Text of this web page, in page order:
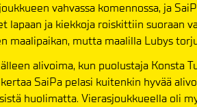
vahvassa komennossa, ja
lapaan ja kiekkoja roiskittiin suoraan
maalipaikan, mutta maalilla Lubys
alivoima, kun puolustaja Konsta
SaiPa pelasi kuitenkin hyvää
huolimatta. Vierasjoukkueella oli